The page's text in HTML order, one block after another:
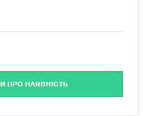
ПРО НАЯВНІСТЬ